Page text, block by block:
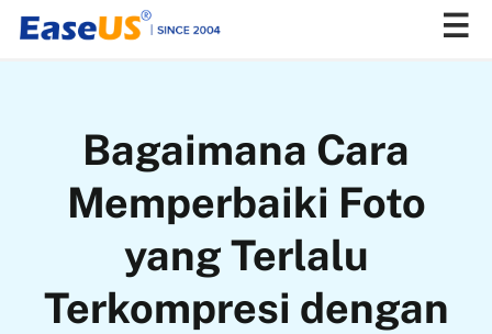
Bagaimana Cara
Memperbaiki Foto
yang Terlalu
Terkompresi dengan